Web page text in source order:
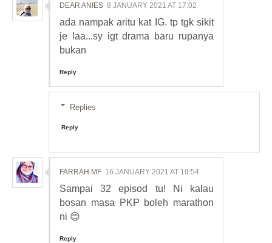
DEAR ANIES 8 JANUARY 2021 AT 17:02
ada nampak aritu kat IG. tp tgk sikit
je laa...sy igt drama baru rupanya
bukan
Reply
Replies
Reply
FARRAH MF 16 JANUARY 2021 AT 19:54
Sampai 32 episod tu! Ni kalau
bosan masa PKP boleh marathon
ni 😊
Reply